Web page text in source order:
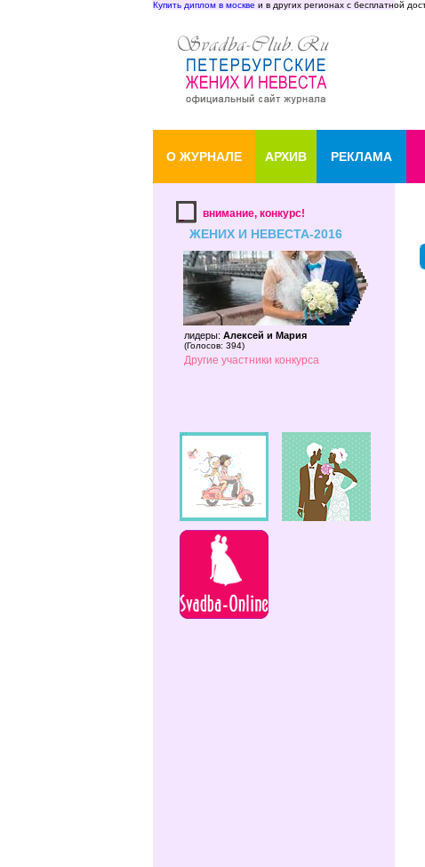
Купить диплом в москве и в других регионах с бесплатной
О ЖУРНАЛЕ АРХИВ РЕКЛАМА
внимание, конкурс!
ЖЕНИХ И НЕВЕСТА-2016
лидеры: Алексей и Мария
(Голосов: 394)
Другие участники конкурса